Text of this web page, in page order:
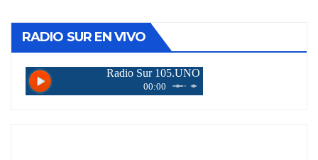
RADIO SUR EN VIVO